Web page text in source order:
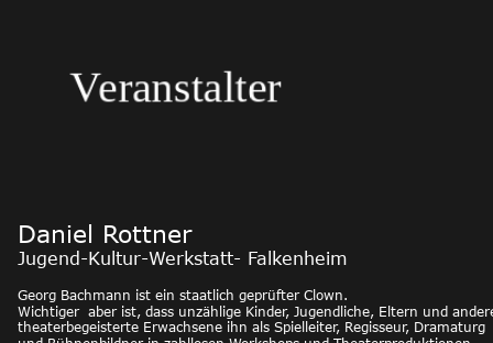
Daniel Rottner
Jugend-Kultur-Werkstatt- Falkenheim
Georg Bachmann ist ein staatlich geprüfter Clown.
Wichtiger  aber ist, dass unzählige Kinder, Jugendliche, Eltern und
theaterbegeisterte Erwachsene ihn als Spielleiter, Regisseur, Dramaturg